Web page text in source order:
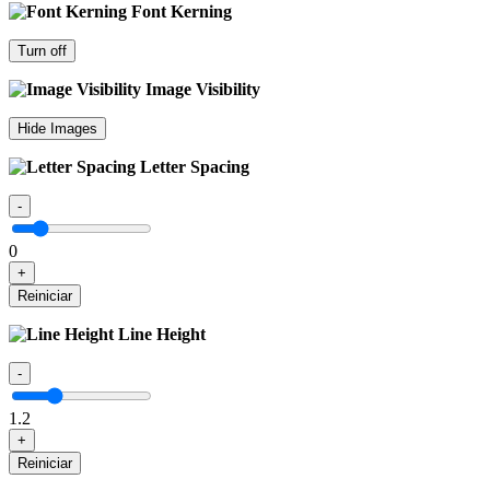
Font Kerning
Turn off
Image Visibility
Hide Images
Letter Spacing
-
0
+
Reiniciar
Line Height
-
1.2
+
Reiniciar